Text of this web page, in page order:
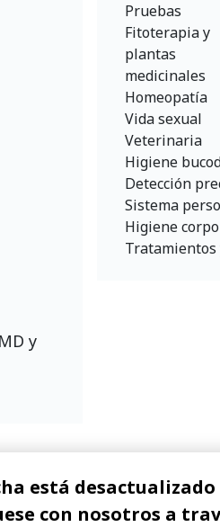
y
Pruebas
Fitoterapia y
plantas
medicinales
Homeopatía
Vida sexual
Veterinaria
Higiene
Detección
Sistema
Higiene
Tratamientos
está
con nosotros a